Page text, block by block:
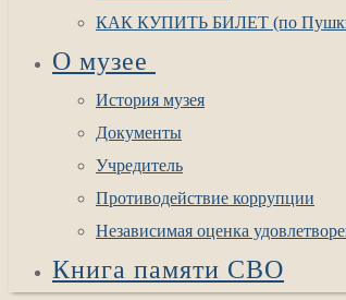
КАК КУПИТЬ БИЛЕТ (по
О музее
История музея
Документы
Учредитель
Противодействие коррупции
Независимая оценка
Книга памяти СВО